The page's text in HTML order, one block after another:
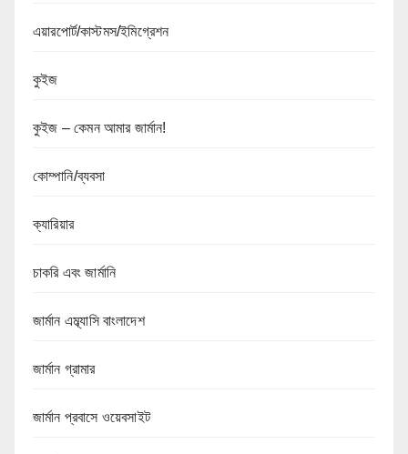
এয়ারপোর্ট/কাস্টমস/ইমিগ্রেশন
কুইজ
কুইজ – কেমন আমার জার্মান!
কোম্পানি/ব্যবসা
ক্যারিয়ার
চাকরি এবং জার্মানি
জার্মান এম্ব্যাসি বাংলাদেশ
জার্মান গ্রামার
জার্মান প্রবাসে ওয়েবসাইট